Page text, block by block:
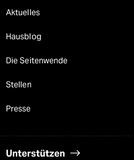
Aktuelles
Hausblog
Die Seitenwende
Stellen
Presse
Unterstützen